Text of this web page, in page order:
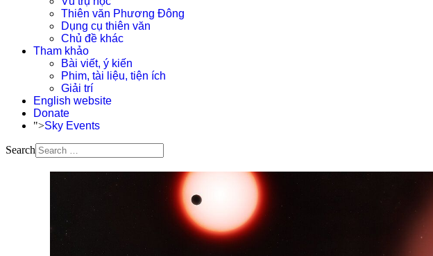
Thiên văn Phương Đông
Dụng cụ thiên văn
Chủ đề khác
Tham khảo
Bài viết, ý kiến
Phim, tài liệu, tiện ích
Giải trí
English website
Donate
">Sky Events
Search